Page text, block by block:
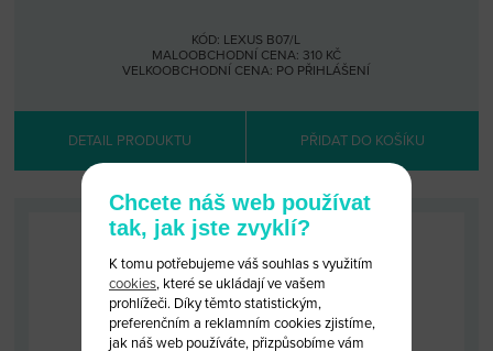
KÓD: LEXUS B07/L
MALOOBCHODNÍ CENA: 310 KČ
VELKOOBCHODNÍ CENA: PO PŘIHLÁŠENÍ
DETAIL PRODUKTU PŘIDAT DO KOŠÍKU
Chcete náš web používat
tak, jak jste zvyklí?
K tomu potřebujeme váš souhlas s využitím
cookies, které se ukládají ve vašem
prohlížeči. Díky těmto statistickým,
preferenčním a reklamním cookies zjistíme,
jak náš web používáte, přizpůsobíme vám